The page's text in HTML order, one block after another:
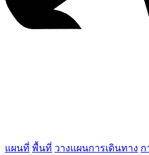
แผนที่ พื้นที่ วางแผนการเดินทาง ก